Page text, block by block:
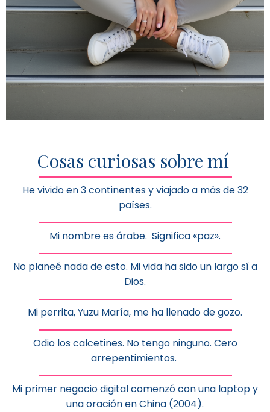
Cosas curiosas sobre mí
He vivido en 3 continentes y viajado a más de 32
países.
Mi nombre es árabe. Significa «paz».
No planeé nada de esto. Mi vida ha sido un largo sí a
Dios.
Mi perrita, Yuzu María, me ha llenado de gozo.
Odio los calcetines. No tengo ninguno. Cero
arrepentimientos.
Mi primer negocio digital comenzó con una laptop y
una oración en China (2004).